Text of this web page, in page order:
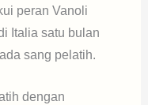
peran Vanoli
Italia satu bulan
sang pelatih.
dengan